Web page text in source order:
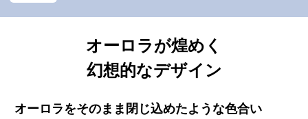
オーロラが煌めく
幻想的なデザイン
オーロラをそのまま閉じ込めたような⾊合い